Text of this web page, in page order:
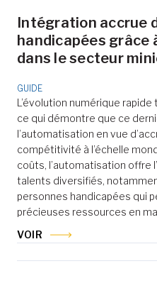
Intégration accrue
handicapées grâce
dans le secteur
GUIDE
L’évolution numérique
ce qui démontre que ce
l’automatisation en vue
compétitivité à l’échelle
coûts, l’automatisation offre
talents diversifiés,
personnes handicapées qui
précieuses ressources en
VOIR